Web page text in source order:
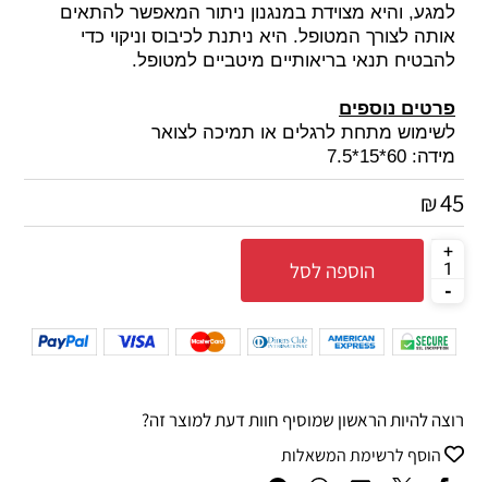
למגע, והיא מצוידת במנגנון ניתור המאפשר להתאים
אותה לצורך המטופל. היא ניתנת לכיבוס וניקוי כדי
להבטיח תנאי בריאותיים מיטביים למטופל.
פרטים נוספים
לשימוש מתחת לרגלים או תמיכה לצואר
מידה: 60*15*7.5
₪45
הוספה לסל
רוצה להיות הראשון שמוסיף חוות דעת למוצר זה?
הוסף לרשימת המשאלות